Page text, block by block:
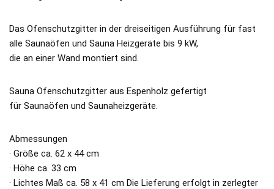
Das Ofenschutzgitter in der dreiseitigen Ausführung für fast
alle Saunaöfen und Sauna Heizgeräte bis 9 kW,
die an einer Wand montiert sind.
Sauna Ofenschutzgitter aus Espenholz gefertigt
für Saunaöfen und Saunaheizgeräte.
Abmessungen
· Größe ca. 62 x 44 cm
· Höhe ca. 33 cm
· Lichtes Maß ca. 58 x 41 cm Die Lieferung erfolgt in zerlegter